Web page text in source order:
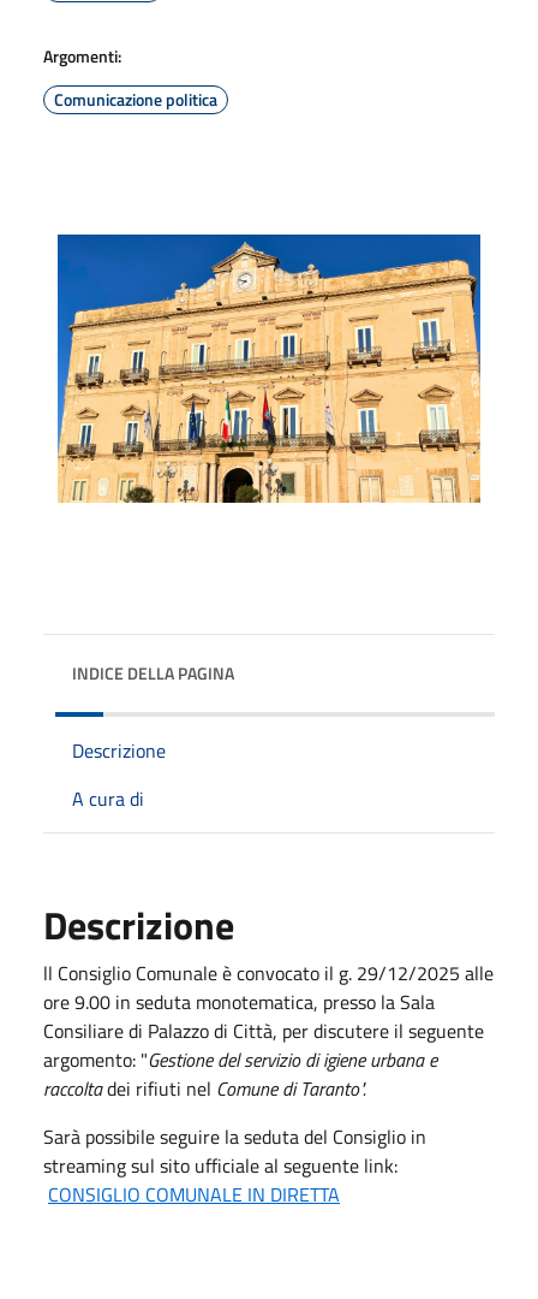
Argomenti:
Comunicazione politica
INDICE DELLA PAGINA
Descrizione
A cura di
Descrizione
ll Consiglio Comunale è convocato il g. 29/12/2025 alle
ore 9.00 in seduta monotematica, presso la Sala
Consiliare di Palazzo di Città, per discutere il seguente
argomento: "Gestione del servizio di igiene urbana e
raccoltadei rifiuti nel Comune di Taranto".
Sarà possibile seguire la seduta del Consiglio in
streaming sul sito ufficiale al seguente link:
CONSIGLIO COMUNALE IN DIRETTA